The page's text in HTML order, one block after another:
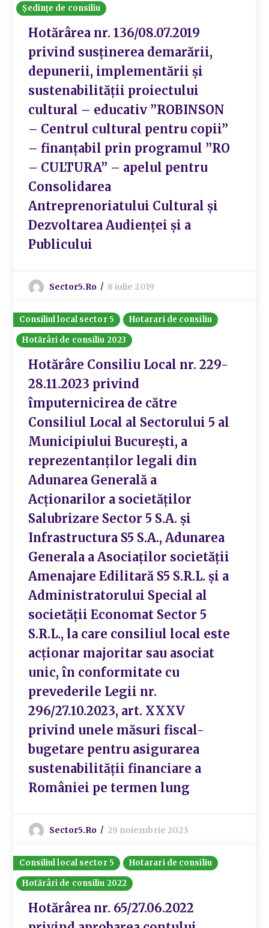
Ședințe de consiliu
Hotărârea nr. 136/08.07.2019
privind susținerea demarării,
depunerii, implementării și
sustenabilității proiectului
cultural – educativ ”ROBINSON
– Centrul cultural pentru copii”
– finanțabil prin programul ”RO
– CULTURA” – apelul pentru
Consolidarea
Antreprenoriatului Cultural și
Dezvoltarea Audienței și a
Publicului
Sector5.ro 8 iulie 2019
Consiliul local sector 5
Hotarari de consiliu
Hotărâri de consiliu 2023
Hotărâre Consiliu Local nr. 229-
28.11.2023 privind
împuternicirea de către
Consiliul Local al Sectorului 5 al
Municipiului București, a
reprezentanților legali din
Adunarea Generală a
Acționarilor a societăților
Salubrizare Sector 5 S.A. și
Infrastructura S5 S.A., Adunarea
Generala a Asociaților societății
Amenajare Edilitară S5 S.R.L. și a
Administratorului Special al
societății Economat Sector 5
S.R.L., la care consiliul local este
acționar majoritar sau asociat
unic, în conformitate cu
prevederile Legii nr.
296/27.10.2023, art. XXXV
privind unele măsuri fiscal-
bugetare pentru asigurarea
sustenabilităţii financiare a
României pe termen lung
Sector5.ro 29 noiembrie 2023
Consiliul local sector 5
Hotarari de consiliu
Hotărâri de consiliu 2022
Hotărârea nr. 65/27.06.2022